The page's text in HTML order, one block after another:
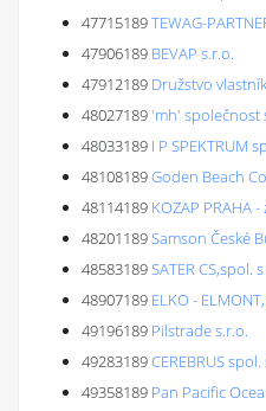
47715189TEWAG-
47906189 BEVAP s.r.o.
47912189 Družstvo
48027189'mh' společnost
48033189 I P SPEKTRUM
48108189Goden Beach
48114189 KOZAP PRAHA
48201189Samson České
48583189SATER CS,spol.
48907189 ELKO -
49196189 Pilstrade s.r.o.
49283189CEREBRUS
49358189 Pan Pacific